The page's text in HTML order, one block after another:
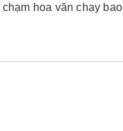
hoa văn chạy bao